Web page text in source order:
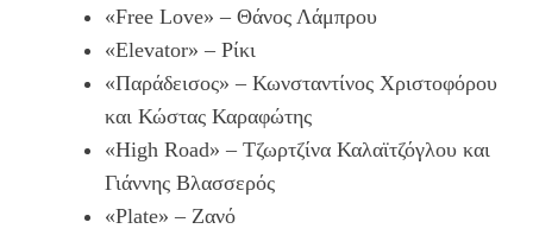
«Free Love» – Θάνος Λάμπρου
«Elevator» – Ρίκι
«Παράδεισος» – Κωνσταντίνος Χριστοφόρου
και Κώστας Καραφώτης
«High Road» – Τζωρτζίνα Καλαϊτζόγλου και
Γιάννης Βλασσερός
«Plate» – Ζανό